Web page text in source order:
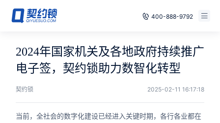
400-888-9792
电子签章
印章管控
数字存档
免费试用
已有账号，登录
2024年国家机关及各地政府持续推广
电子签，契约锁助力数智化转型
契约锁 2025-02-11 16:17:18
当前，全社会的数字化建设已经进入关键时期，各行各业都在